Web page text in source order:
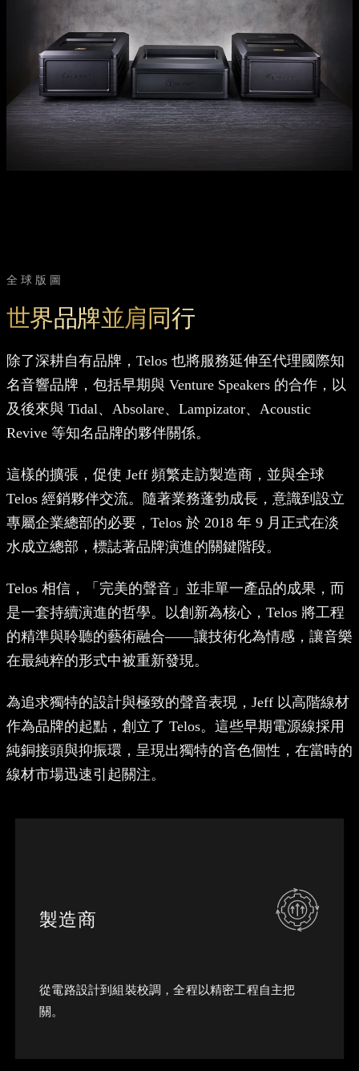
全球版圖
世界品牌並肩同行
除了深耕自有品牌，Telos 也將服務延伸至代理國際知
名音響品牌，包括早期與 Venture Speakers 的合作，以
及後來與 Tidal、Absolare、Lampizator、Acoustic
Revive 等知名品牌的夥伴關係。
這樣的擴張，促使 Jeff 頻繁走訪製造商，並與全球
Telos 經銷夥伴交流。隨著業務蓬勃成長，意識到設立
專屬企業總部的必要，Telos 於 2018 年 9 月正式在淡
水成立總部，標誌著品牌演進的關鍵階段。
Telos 相信，「完美的聲音」並非單一產品的成果，而
是一套持續演進的哲學。以創新為核心，Telos 將工程
的精準與聆聽的藝術融合——讓技術化為情感，讓音樂
在最純粹的形式中被重新發現。
為追求獨特的設計與極致的聲音表現，Jeff 以高階線材
作為品牌的起點，創立了 Telos。這些早期電源線採用
純銅接頭與抑振環，呈現出獨特的音色個性，在當時的
線材市場迅速引起關注。
製造商
從電路設計到組裝校調，全程以精密工程自主把
關。